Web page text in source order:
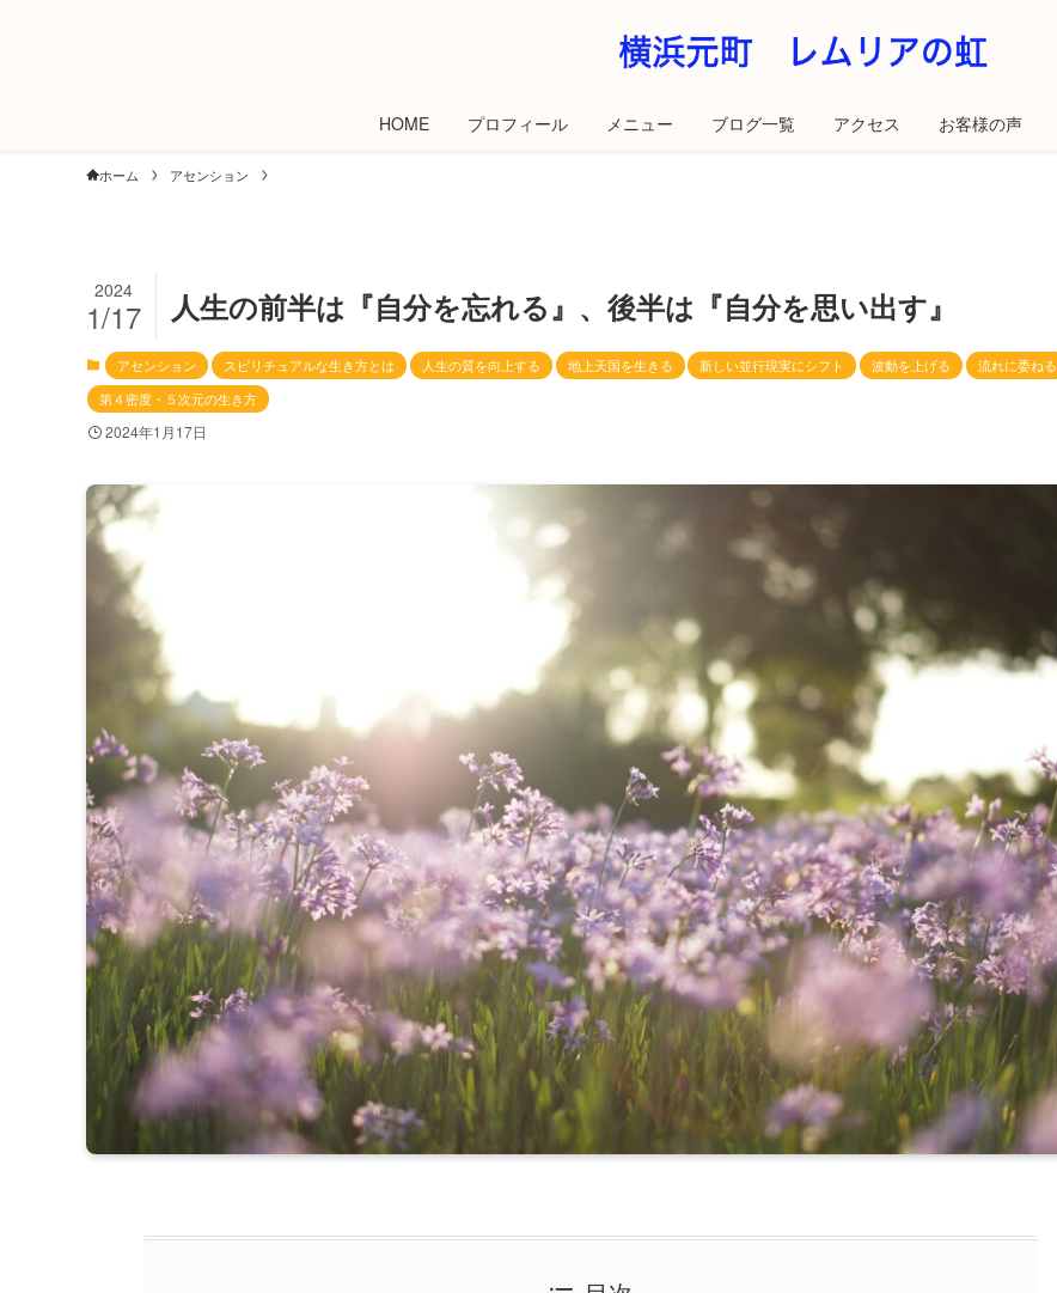
HOME プロフィール メニュー ブログ一覧 アクセス お客様の声
ホーム アセンション
人生の前半は『自分を忘れる』、後半は『自分を思い出す』
2024
1/17
アセンション スピリチュアルな生き方とは 人生の質を向上する 地上天国を生きる 新しい並行現実にシフト 波動を上げる
流れに委ねる
第４密度・５次元の生き方
2024年1月17日